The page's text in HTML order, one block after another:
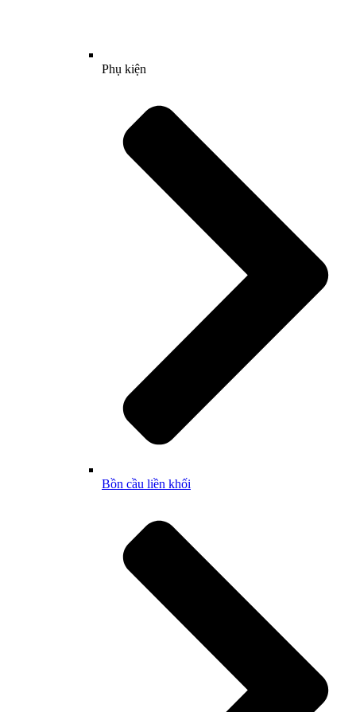
Phụ kiện
Bồn cầu liền khối